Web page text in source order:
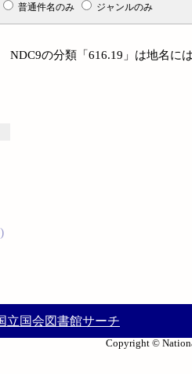
普通件名のみ ジャンルのみ
NDC9の分類「616.19」は地名に
立国会図書館サーチ
Copyright ©